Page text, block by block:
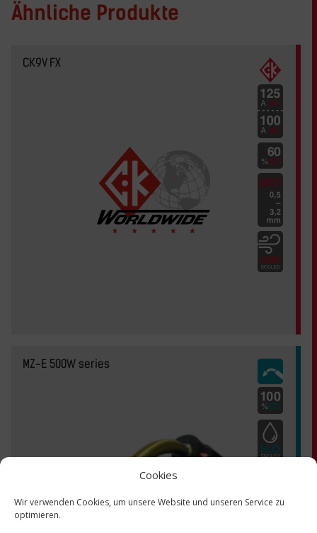
Cookies
Wir verwenden Cookies, um unsere Website und unseren Service zu
optimieren.
Ähnliche Produkte
CK9V FX
MZ-E 500W series